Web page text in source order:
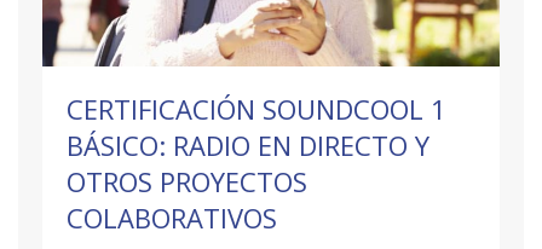
CERTIFICACIÓN SOUNDCOOL 1
BÁSICO: RADIO EN DIRECTO Y
OTROS PROYECTOS
COLABORATIVOS